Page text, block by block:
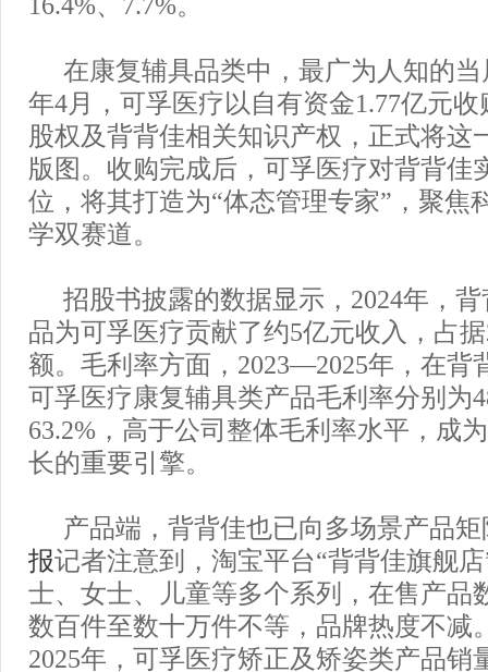
在康复辅具品类中，最广为人知的当
年4月，可孚医疗以自有资金1.77亿元收
股权及背背佳相关知识产权，正式将这
版图。收购完成后，可孚医疗对背背佳
位，将其打造为“体态管理专家”，聚焦
学双赛道。
招股书披露的数据显示，2024年，
品为可孚医疗贡献了约5亿元收入，占
额。毛利率方面，2023—2025年，在背
可孚医疗康复辅具类产品毛利率分别为
63.2%，高于公司整体毛利率水平，成
长的重要引擎。
产品端，背背佳也已向多场景产品
报记者注意到，淘宝平台“背背佳旗舰
士、女士、儿童等多个系列，在售产品
数百件至数十万件不等，品牌热度不减
2025年，可孚医疗矫正及矫姿类产品销